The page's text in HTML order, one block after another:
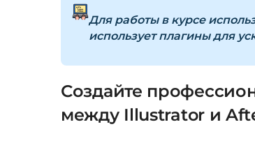
Для работы в курсе
использует плагины для
Создайте
между Illustrator и